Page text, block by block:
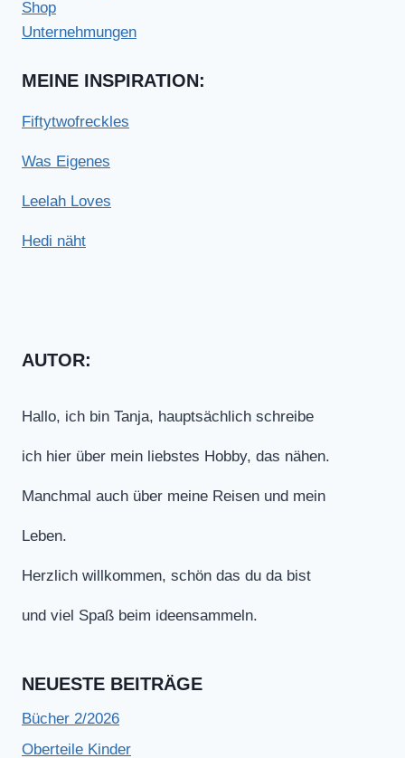
Shop
Unternehmungen
MEINE INSPIRATION:
Fiftytwofreckles
Was Eigenes
Leelah Loves
Hedi näht
AUTOR:
Hallo, ich bin Tanja, hauptsächlich schreibe
ich hier über mein liebstes Hobby, das nähen.
Manchmal auch über meine Reisen und mein
Leben.
Herzlich willkommen, schön das du da bist
und viel Spaß beim ideensammeln.
NEUESTE BEITRÄGE
Bücher 2/2026
Oberteile Kinder